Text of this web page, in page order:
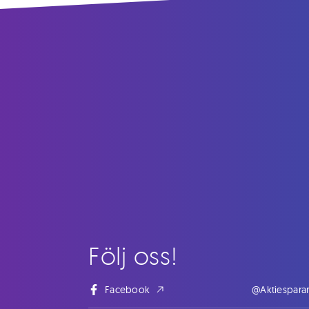
Följ oss!
Facebook